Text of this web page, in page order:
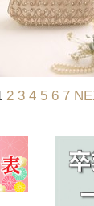
2 3 4 5 6 7